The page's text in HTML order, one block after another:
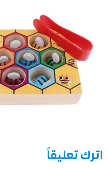
اترك تعليقاً